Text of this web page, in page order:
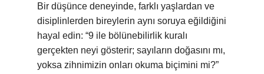
Bir düşünce deneyinde, farklı yaşlardan ve
disiplinlerden bireylerin aynı soruya eğildiğini
hayal edin: “9 ile bölünebilirlik kuralı
gerçekten neyi gösterir; sayıların doğasını mı,
yoksa zihnimizin onları okuma biçimini mi?”